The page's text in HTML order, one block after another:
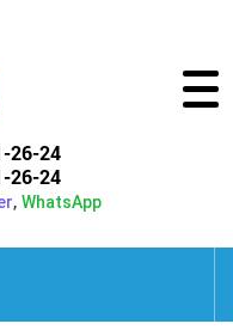
26-24
26-24
, WhatsApp